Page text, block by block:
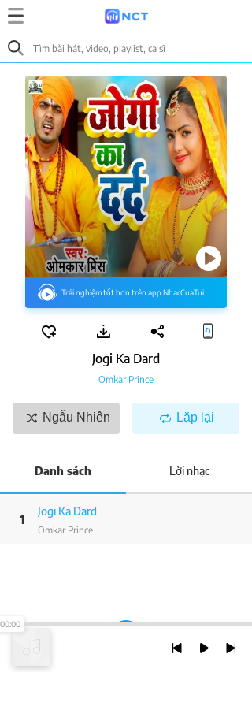
Trải nghiệm tốt hơn trên app NhacCuaTui
Jogi Ka Dard
Omkar Prince
Ngẫu Nhiên Lặp lại
Danh sách Lời nhạc
1
Jogi Ka Dard
Omkar Prince
00:00